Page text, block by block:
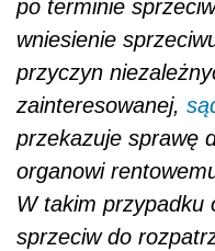
po terminie
wniesienie
przyczyn
zainteresowanej,
przekazuje sprawę
organowi
W takim przypadku
sprzeciw do